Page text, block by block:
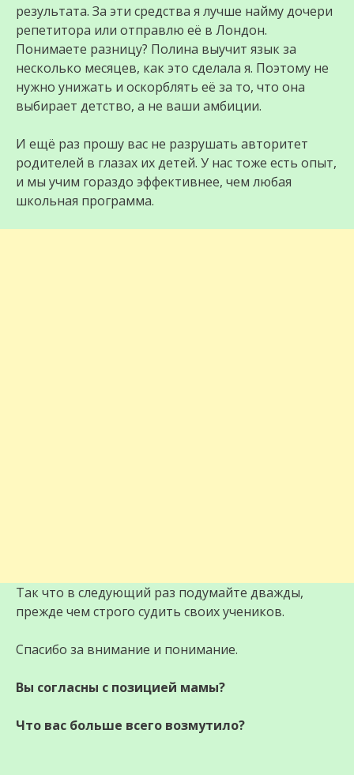
результата. За эти средства я лучше найму дочери
репетитора или отправлю её в Лондон.
Понимаете разницу? Полина выучит язык за
несколько месяцев, как это сделала я. Поэтому не
нужно унижать и оскорблять её за то, что она
выбирает детство, а не ваши амбиции.
И ещё раз прошу вас не разрушать авторитет
родителей в глазах их детей. У нас тоже есть опыт,
и мы учим гораздо эффективнее, чем любая
школьная программа.
Так что в следующий раз подумайте дважды,
прежде чем строго судить своих учеников.
Спасибо за внимание и понимание.
Вы согласны с позицией мамы?
Что вас больше всего возмутило?